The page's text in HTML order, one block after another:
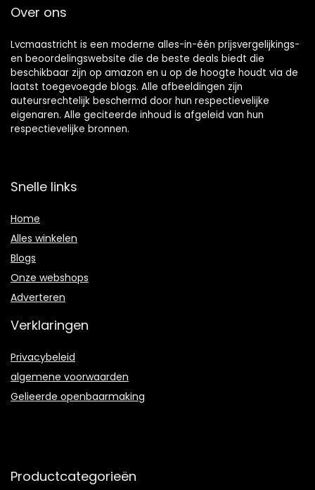
Over ons
Lvcmaastricht is een moderne alles-in-één prijsvergelijkings-
en beoordelingswebsite die de beste deals biedt die
beschikbaar zijn op amazon en u op de hoogte houdt via de
laatst toegevoegde blogs. Alle afbeeldingen zijn
auteursrechtelijk beschermd door hun respectievelijke
eigenaren. Alle geciteerde inhoud is afgeleid van hun
respectievelijke bronnen.
Snelle links
Home
Alles winkelen
Blogs
Onze webshops
Adverteren
Verklaringen
Privacybeleid
algemene voorwaarden
Gelieerde openbaarmaking
Productcategorieën